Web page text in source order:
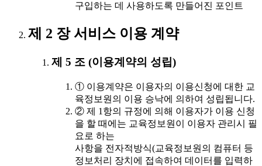
구입하는 데 사용하도록 만들어진 포인트
제 2 장 서비스 이용 계약
제 5 조 (이용계약의 성립)
① 이용계약은 이용자의 이용신청에 대한 교
육정보원의 이용 승낙에 의하여 성립됩니다.
② 제 1항의 규정에 의해 이용자가 이용 신청
을 할 때에는 교육정보원이 이용자 관리시 필
요로 하는
사항을 전자적방식(교육정보원의 컴퓨터 등
정보처리 장치에 접속하여 데이터를 입력하